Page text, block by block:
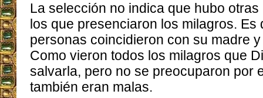
La selección no indica que hubo
los que presenciaron los milagros. Es
personas coincidieron con su madre
Como vieron todos los milagros que
salvarla, pero no se preocuparon por
también eran malas.